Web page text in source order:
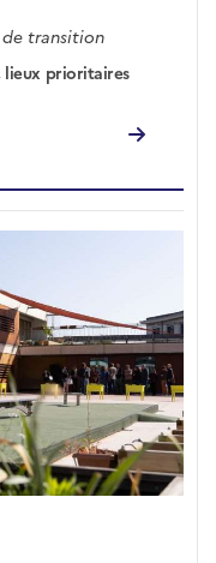
transition
lieux prioritaires